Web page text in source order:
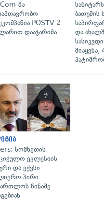
მა
POSTV 2
დააჯარიმა
ბათუმის
და
სომხეთის
ეკლესიის
და ექვსი
პირი
წინაშე